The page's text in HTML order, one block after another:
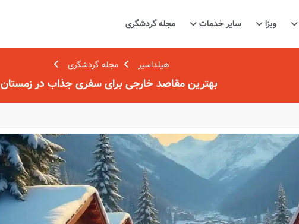
ویزا سایر خدمات مجله گردشگری
هیلداسیر مجله گردشگری
بهترین مقاصد خارجی برای سفری جذاب در زمستان